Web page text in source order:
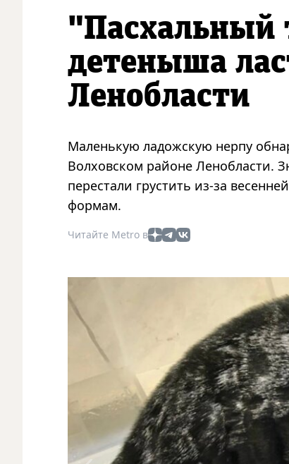
"Пасхальный
детеныша
Ленобласти
Маленькую ладожскую нерпу
Волховском районе Ленобласти.
перестали грустить из-за
формам.
Читайте Metro в